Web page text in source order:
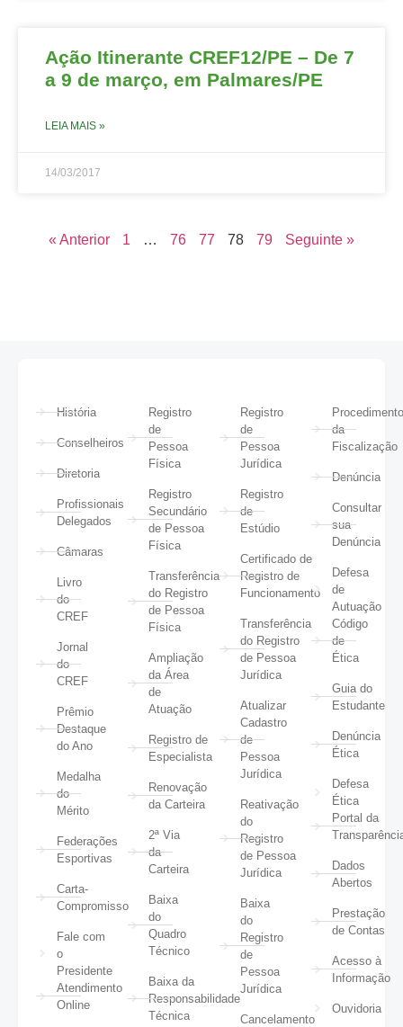
Ação Itinerante CREF12/PE – De 7
a 9 de março, em Palmares/PE
LEIA MAIS »
14/03/2017
« Anterior 1 … 76 77 78 79 Seguinte »
História
Conselheiros
Diretoria
Profissionais
Delegados
Câmaras
Livro
do
CREF
Jornal
do
CREF
Prêmio
Destaque
do Ano
Medalha
do
Mérito
Federações
Esportivas
Carta-
Compromisso
Fale com
o
Presidente
Atendimento
Online
Registro
de
Pessoa
Física
Registro
Secundário
de Pessoa
Física
Transferência
do Registro
de Pessoa
Física
Ampliação
da Área
de
Atuação
Registro de
Especialista
Renovação
da Carteira
2ª Via
da
Carteira
Baixa
do
Quadro
Técnico
Baixa da
Responsabilidade
Técnica
Registro
de
Pessoa
Jurídica
Registro
de
Estúdio
Certificado de
Registro de
Funcionamento
Transferência
do Registro
de Pessoa
Jurídica
Atualizar
Cadastro
de
Pessoa
Jurídica
Reativação
do
Registro
de Pessoa
Jurídica
Baixa
do
Registro
de
Pessoa
Jurídica
Cancelamento
da
Fiscalização
Denúncia
Consultar
sua
Denúncia
Defesa
de
Autuação
Código
de
Ética
Guia do
Estudante
Denúncia
Ética
Defesa
Ética
Portal da
Dados
Abertos
Prestação
de Contas
Acesso à
Informação
Ouvidoria